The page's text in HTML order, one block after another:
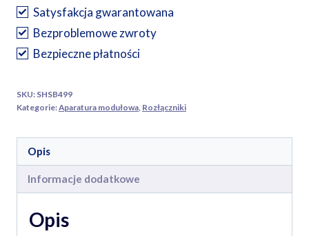
izolacyjny
4P
100A
400VAC
490
Satysfakcja gwarantowana
Bezproblemowe zwroty
Bezpieczne płatności
SKU: SHSB499
Kategorie:Aparatura modułowa Rozłączniki
Opis
Informacje dodatkowe
Opis